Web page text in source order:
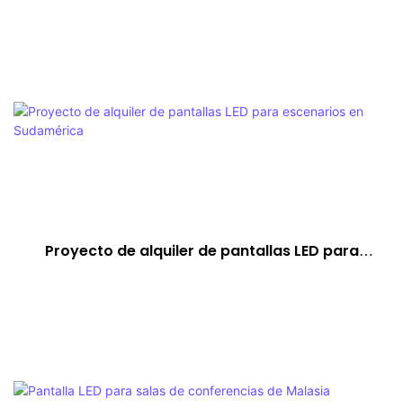
Proyecto de alquiler de pantallas LED para